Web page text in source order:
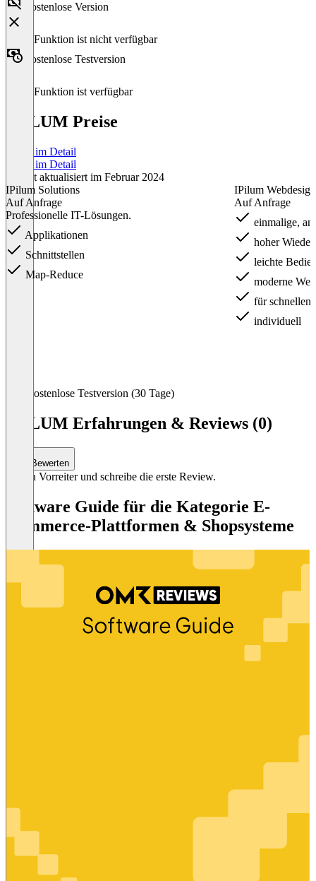
Kostenlose Version
Diese Funktion ist nicht verfügbar
Kostenlose Testversion
Diese Funktion ist verfügbar
IPILUM Preise
Preise im Detail
Preise im Detail
Zuletzt aktualisiert im Februar 2024
IPilum Solutions
Auf Anfrage
Professionelle IT-Lösungen.
Applikationen
Schnittstellen
Map-Reduce
IPilum Webdesign
Auf Anfrage
einmalige,
hoher
leichte
moderne
für schnellen
individuell
Kostenlose Testversion (30 Tage)
IPILUM Erfahrungen & Reviews (0)
Bewerten
Sei ein Vorreiter und schreibe die erste Review.
Software Guide für die Kategorie E-
Commerce-Plattformen & Shopsysteme